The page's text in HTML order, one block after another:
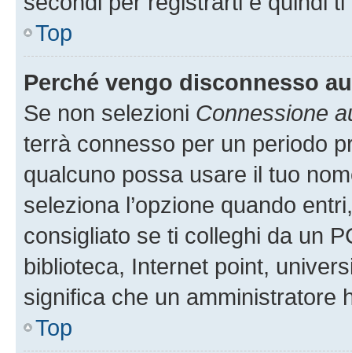
Top
Perché vengo disconnesso
Se non selezioni Connessione
terrà connesso per un periodo
qualcuno possa usare il tuo
seleziona l’opzione quando
consigliato se ti colleghi da un
biblioteca, Internet point,
significa che un amministratore
Top